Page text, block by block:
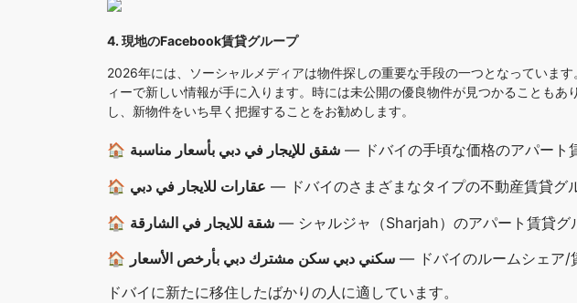
4. 現地のFacebook賃貸グループ
2026年には、ソーシャルメディアは物件探しの重要な手段の一つとなっていま
ィーで新しい情報が手に入ります。時には未公開の優良物件が見つかることも
し、新物件をいち早く把握することをお勧めします。
🏠 شقق للإيجار في دبي بأسعار مناسبة — ドバイの手頃な価格のアパート
🏠 عقارات للايجار في دبي — ドバイのさまざまなタイプの不動産賃貸グ
🏠 شقة للايجار في الشارقة — シャルジャ（Sharjah）のアパート賃貸グ
🏠 سكني دبي سكن مشترك دبي بأرخص الأسعار — ドバイのルームシェア/
ドバイに新たに移住したばかりの人に適しています。